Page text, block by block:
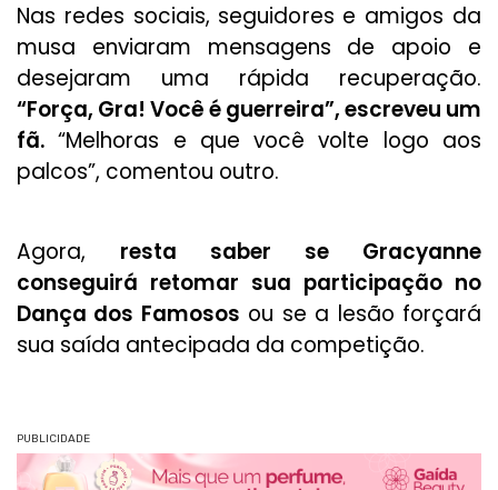
Nas redes sociais, seguidores e amigos da
musa enviaram mensagens de apoio e
desejaram uma rápida recuperação.
“Força, Gra! Você é guerreira”, escreveu um
fã. “Melhoras e que você volte logo aos
palcos”, comentou outro.
Agora, resta saber se Gracyanne
conseguirá retomar sua participação no
Dança dos Famosos ou se a lesão forçará
sua saída antecipada da competição.
PUBLICIDADE